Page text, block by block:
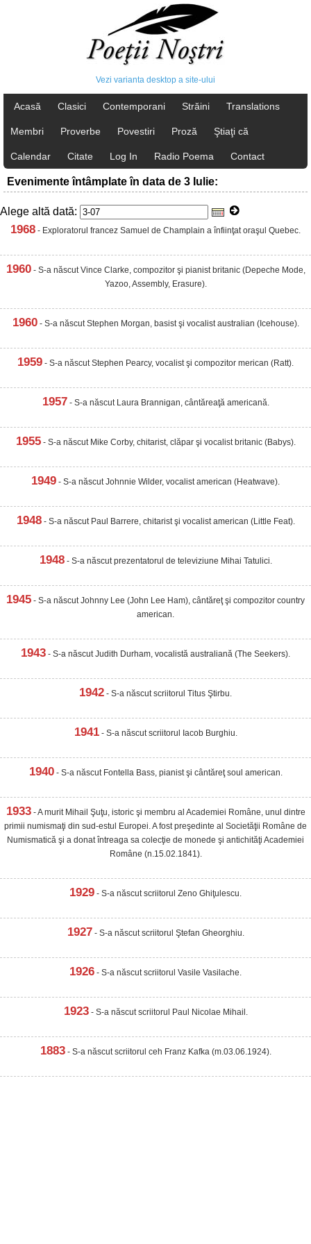
Vezi varianta desktop a site-ului
Acasă Clasici Contemporani Străini Translations
Membri Proverbe Povestiri Proză Ştiaţi că
Calendar Citate Log In Radio Poema Contact
Evenimente întâmplate în data de 3 Iulie:
Alege altă dată:
1968 - Exploratorul francez Samuel de Champlain a înfiinţat oraşul Quebec.
1960- S-a născut Vince Clarke, compozitor şi pianist britanic (Depeche Mode,
Yazoo, Assembly, Erasure).
1960- S-a născut Stephen Morgan, basist şi vocalist australian (Icehouse).
1959 - S-a născut Stephen Pearcy, vocalist şi compozitor merican (Ratt).
1957 - S-a născut Laura Brannigan, cântăreaţă americană.
1955- S-a născut Mike Corby, chitarist, clăpar şi vocalist britanic (Babys).
1949 - S-a născut Johnnie Wilder, vocalist american (Heatwave).
1948- S-a născut Paul Barrere, chitarist şi vocalist american (Little Feat).
1948- S-a născut prezentatorul de televiziune Mihai Tatulici.
1945 - S-a născut Johnny Lee (John Lee Ham), cântăreţ şi compozitor country
american.
1943 - S-a născut Judith Durham, vocalistă australiană (The Seekers).
1942 - S-a născut scriitorul Titus Ştirbu.
1941- S-a născut scriitorul Iacob Burghiu.
1940- S-a născut Fontella Bass, pianist şi cântăreţ soul american.
1933- A murit Mihail Şuţu, istoric şi membru al Academiei Române, unul dintre
primii numismaţi din sud-estul Europei. A fost preşedinte al Societăţii Române de
Numismatică şi a donat întreaga sa colecţie de monede şi antichităţi Academiei
Române (n.15.02.1841).
1929 - S-a născut scriitorul Zeno Ghiţulescu.
1927 - S-a născut scriitorul Ştefan Gheorghiu.
1926 - S-a născut scriitorul Vasile Vasilache.
1923- S-a născut scriitorul Paul Nicolae Mihail.
1883- S-a născut scriitorul ceh Franz Kafka (m.03.06.1924).